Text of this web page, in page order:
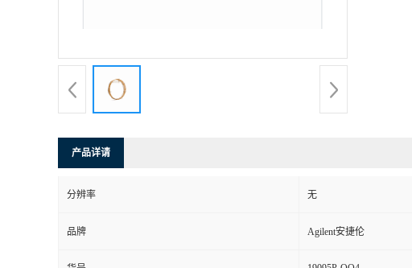
产品详请
分辨率 无
品牌 Agilent安捷伦